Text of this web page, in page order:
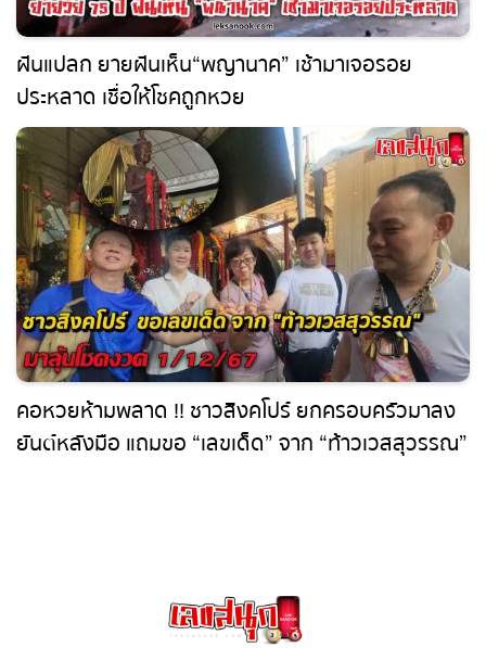
ฝันแปลก ยายฝันเห็น “พญานาค” เช้ามาเจอรอย
ประหลาด เชื่อให้โชคถูกหวย
คอหวยห้ามพลาด !! ชาวสิงคโปร์ ยกครอบครัวมา